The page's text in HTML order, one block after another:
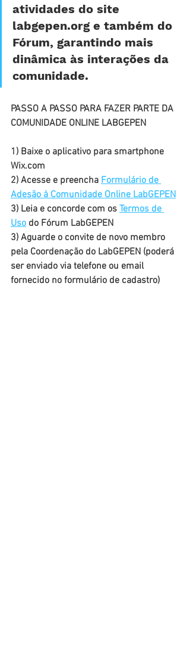
atividades do site
labgepen.org e também do
Fórum, garantindo mais
dinâmica às interações da
comunidade.
PASSO A PASSO PARA FAZER PARTE DA
COMUNIDADE ONLINE LABGEPEN
1) Baixe o aplicativo para smartphone
Wix.com
2) Acesse e preencha Formulário de
Adesão à Comunidade Online LabGEPEN
3) Leia e concorde com os Termos de
Uso do Fórum LabGEPEN
3) Aguarde o convite de novo membro
pela Coordenação do LabGEPEN (poderá
ser enviado via telefone ou email
fornecido no formulário de cadastro)